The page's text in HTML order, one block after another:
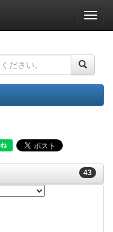
ナ
ビ
ー
ョ
ン
43